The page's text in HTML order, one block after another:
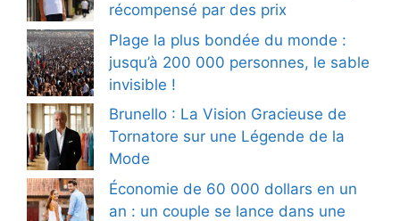
récompensé par des prix
Plage la plus bondée du monde :
jusqu’à 200 000 personnes, le sable
invisible !
Brunello : La Vision Gracieuse de
Tornatore sur une Légende de la
Mode
Économie de 60 000 dollars en un
an : un couple se lance dans une